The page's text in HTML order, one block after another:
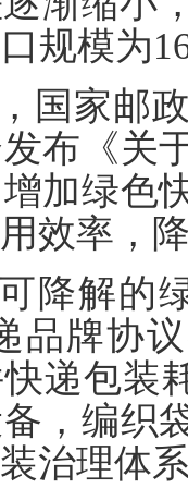
规模为
国家邮
布《关
加绿色
效率，
降解的
品牌协
递包装
，编织
治理体